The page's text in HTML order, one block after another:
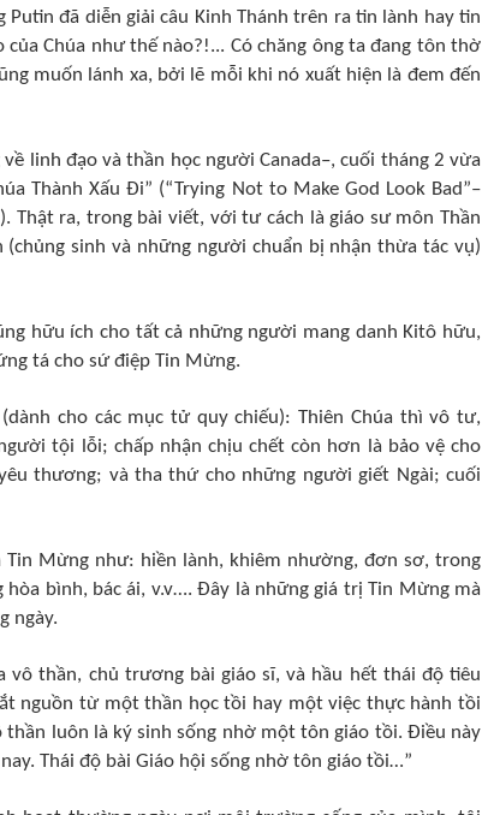
Putin đã diễn giải câu Kinh Thánh trên ra tin lành hay tin
Chúa như thế nào?!... Có chăng ông ta đang tôn thờ
muốn lánh xa, bởi lẽ mỗi khi nó xuất hiện là đem đến
linh đạo và thần học người Canada–, cuối tháng 2 vừa
Thành Xấu Đi” (“Trying Not to Make God Look Bad”–
). Thật ra, trong bài viết, với tư cách là giáo sư môn Thần
(chủng sinh và những người chuẩn bị nhận thừa tác vụ)
hữu ích cho tất cả những người mang danh Kitô hữu,
tá cho sứ điệp Tin Mừng.
cho các mục tử quy chiếu): Thiên Chúa thì vô tư,
tội lỗi; chấp nhận chịu chết còn hơn là bảo vệ cho
thương; và tha thứ cho những người giết Ngài; cuối
Mừng như: hiền lành, khiêm nhường, đơn sơ, trong
bình, bác ái, v.v…. Đây là những giá trị Tin Mừng mà
ngày.
vô thần, chủ trương bài giáo sĩ, và hầu hết thái độ tiêu
nguồn từ một thần học tồi hay một việc thực hành tồi
thần luôn là ký sinh sống nhờ một tôn giáo tồi. Điều này
Thái độ bài Giáo hội sống nhờ tôn giáo tồi…”